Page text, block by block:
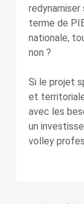
redynamiser
terme de
nationale,
non ?
Si le projet
et
avec les
un
volley